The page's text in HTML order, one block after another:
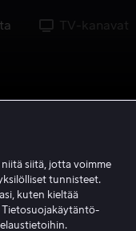
TV-kanavat
siitä, jotta voimme
tunnisteet.
kuten kieltää
Tietosuojakäytäntö-